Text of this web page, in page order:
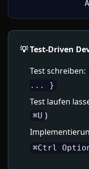
💡 Test-Driven
Test schreiben:
... }
Test laufen
⌘U )
⌘Ctrl